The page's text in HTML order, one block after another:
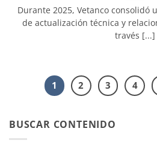
Durante 2025, Vetanco consolidó
de actualización técnica y
través [...]
1 2 3 4
BUSCAR CONTENIDO